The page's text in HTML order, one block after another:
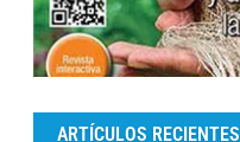
ARTÍCULOS RECIENTES